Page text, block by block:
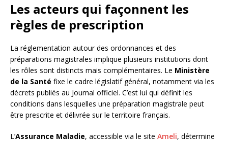
Les acteurs qui façonnent les
règles de prescription
La réglementation autour des ordonnances et des
préparations magistrales implique plusieurs institutions dont
les rôles sont distincts mais complémentaires. Le Ministère
de la Santé fixe le cadre législatif général, notamment via les
décrets publiés au Journal officiel. C’est lui qui définit les
conditions dans lesquelles une préparation magistrale peut
être prescrite et délivrée sur le territoire français.
L’Assurance Maladie, accessible via le site Ameli, détermine